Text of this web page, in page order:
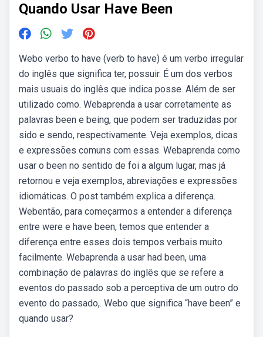
Quando Usar Have Been
Webo verbo to have (verb to have) é um verbo irregular
do inglês que significa ter, possuir. É um dos verbos
mais usuais do inglês que indica posse. Além de ser
utilizado como. Webaprenda a usar corretamente as
palavras been e being, que podem ser traduzidas por
sido e sendo, respectivamente. Veja exemplos, dicas
e expressões comuns com essas. Webaprenda como
usar o been no sentido de foi a algum lugar, mas já
retornou e veja exemplos, abreviações e expressões
idiomáticas. O post também explica a diferença.
Webentão, para começarmos a entender a diferença
entre were e have been, temos que entender a
diferença entre esses dois tempos verbais muito
facilmente. Webaprenda a usar had been, uma
combinação de palavras do inglês que se refere a
eventos do passado sob a perceptiva de um outro do
evento do passado,. Webo que significa “have been” e
quando usar?